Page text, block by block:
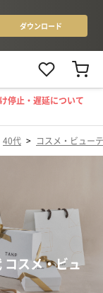
停止・遅延について
40代 > コスメ・ビュー
コスメ・ビュ